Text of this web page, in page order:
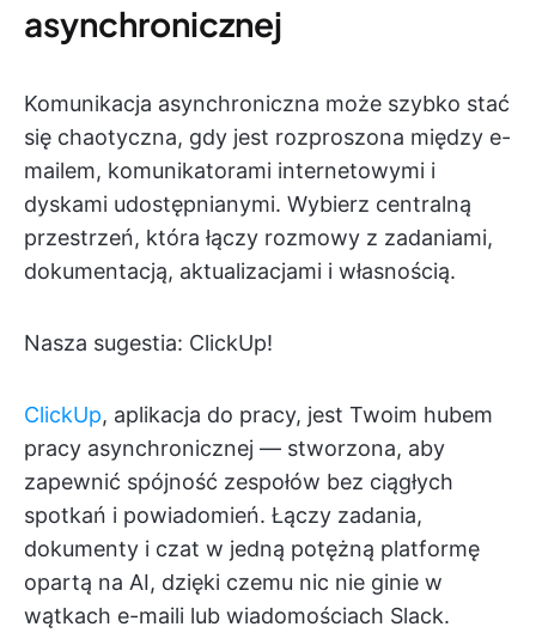
asynchronicznej
Komunikacja asynchroniczna może szybko stać
się chaotyczna, gdy jest rozproszona między e-
mailem, komunikatorami internetowymi i
dyskami udostępnianymi. Wybierz centralną
przestrzeń, która łączy rozmowy z zadaniami,
dokumentacją, aktualizacjami i własnością.
Nasza sugestia: ClickUp!
ClickUp, aplikacja do pracy, jest Twoim hubem
pracy asynchronicznej — stworzona, aby
zapewnić spójność zespołów bez ciągłych
spotkań i powiadomień. Łączy zadania,
dokumenty i czat w jedną potężną platformę
opartą na AI, dzięki czemu nic nie ginie w
wątkach e-maili lub wiadomościach Slack.